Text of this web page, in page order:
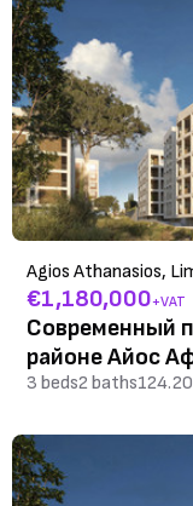
Agios Athanasios,
€1,180,000+VAT
Современный
районе Айос
3 beds2 baths